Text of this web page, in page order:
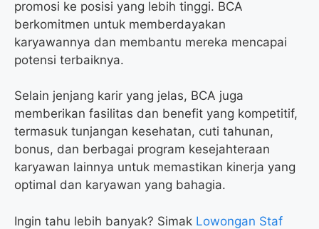
promosi ke posisi yang lebih tinggi. BCA
berkomitmen untuk memberdayakan
karyawannya dan membantu mereka mencapai
potensi terbaiknya.
Selain jenjang karir yang jelas, BCA juga
memberikan fasilitas dan benefit yang kompetitif,
termasuk tunjangan kesehatan, cuti tahunan,
bonus, dan berbagai program kesejahteraan
karyawan lainnya untuk memastikan kinerja yang
optimal dan karyawan yang bahagia.
Ingin tahu lebih banyak? Simak Lowongan Staf